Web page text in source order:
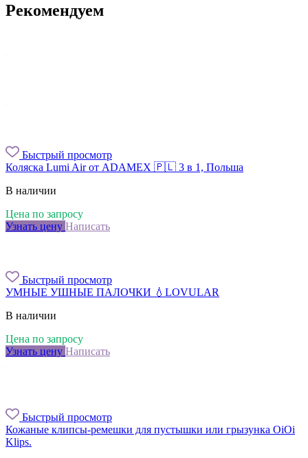
Рекомендуем
Быстрый просмотр
Коляска Lumi Air от ADAMEX 🇵🇱 3 в 1, Польша
В наличии
Цена по запросу
Узнать цену Написать
Быстрый просмотр
УМНЫЕ УШНЫЕ ПАЛОЧКИ 💧LOVULAR
В наличии
Цена по запросу
Узнать цену Написать
Быстрый просмотр
Кожаные клипсы-ремешки для пустышки или грызунка OiOi
Klips.